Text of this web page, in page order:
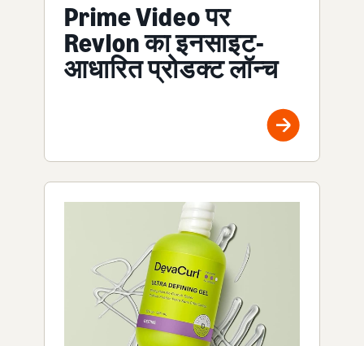
Prime Video पर
Revlon का इनसाइट-
आधारित प्रोडक्ट लॉन्च